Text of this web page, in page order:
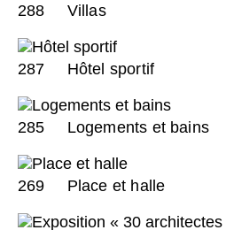
288 Villas
287 Hôtel sportif
285 Logements et bains
269 Place et halle